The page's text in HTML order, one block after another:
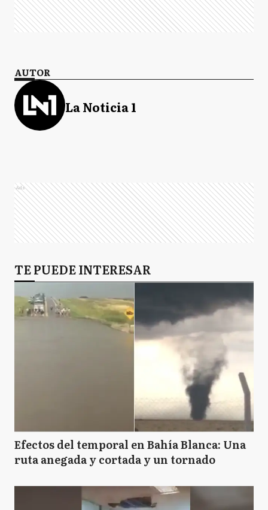
AUTOR
La Noticia 1
Ads
TE PUEDE INTERESAR
Efectos del temporal en Bahía Blanca: Una
ruta anegada y cortada y un tornado